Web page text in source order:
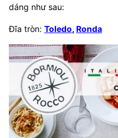
dáng như sau:
Đĩa tròn: Toledo, Ronda